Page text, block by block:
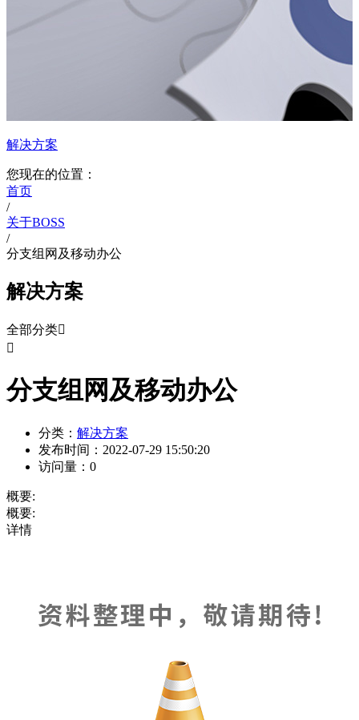
解决方案
您现在的位置：
首页
/
关于BOSS
/
分支组网及移动办公
解决方案
全部分类

分支组网及移动办公
分类： 解决方案
发布时间： 2022-07-29 15:50:20
访问量： 0
概要:
概要:
详情